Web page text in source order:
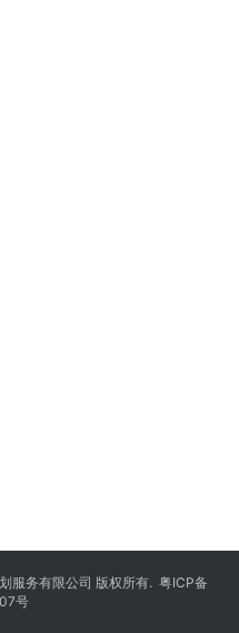
服务有限公司 版权所有. 粤ICP备
号